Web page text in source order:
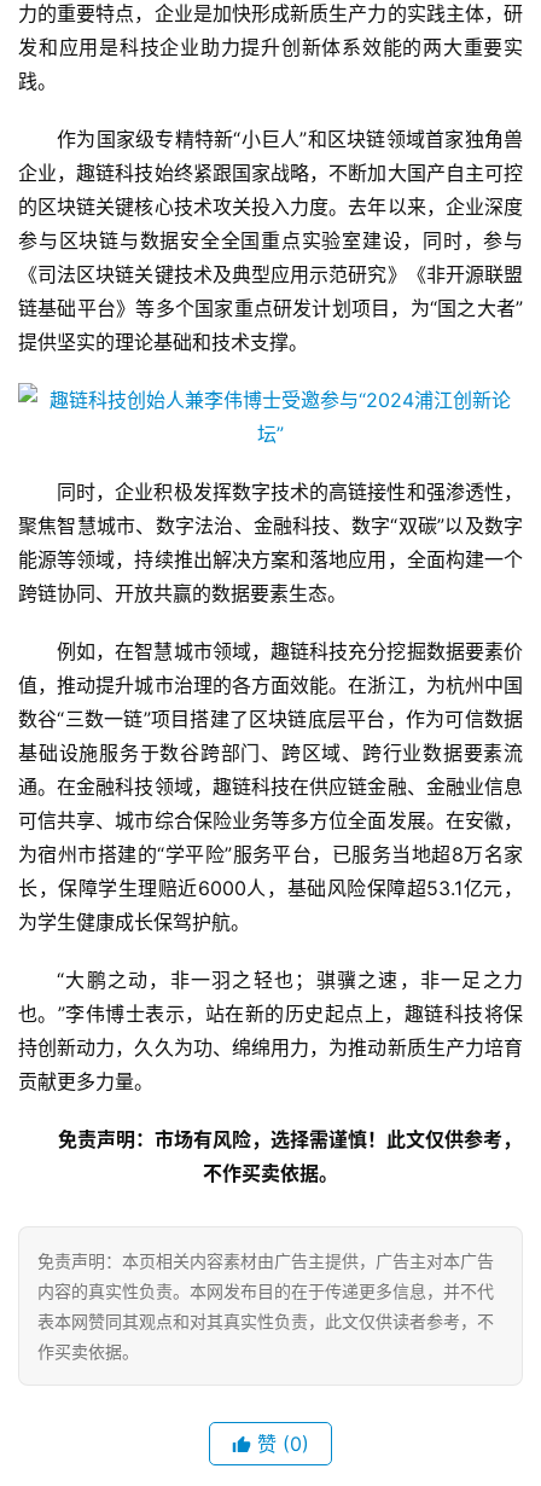
页
新
闻
资
讯
财
A
I
科
经
济
金
融
互
联
网
乐
综
艺
母
婴
亲
力的重要特点，企业是加快形成新质生产力的实践主体，研
发和应用是科技企业助力提升创新体系效能的两大重要实
践。
作为国家级专精特新“小巨人”和区块链领域首家独角兽
企业，趣链科技始终紧跟国家战略，不断加大国产自主可控
的区块链关键核心技术攻关投入力度。去年以来，企业深度
参与区块链与数据安全全国重点实验室建设，同时，参与
《司法区块链关键技术及典型应用示范研究》《非开源联盟
链基础平台》等多个国家重点研发计划项目，为“国之大者”
提供坚实的理论基础和技术支撑。
同时，企业积极发挥数字技术的高链接性和强渗透性，
聚焦智慧城市、数字法治、金融科技、数字“双碳”以及数字
能源等领域，持续推出解决方案和落地应用，全面构建一个
跨链协同、开放共赢的数据要素生态。
例如，在智慧城市领域，趣链科技充分挖掘数据要素价
值，推动提升城市治理的各方面效能。在浙江，为杭州中国
数谷“三数一链”项目搭建了区块链底层平台，作为可信数据
基础设施服务于数谷跨部门、跨区域、跨行业数据要素流
通。在金融科技领域，趣链科技在供应链金融、金融业信息
可信共享、城市综合保险业务等多方位全面发展。在安徽，
为宿州市搭建的“学平险”服务平台，已服务当地超8万名家
长，保障学生理赔近6000人，基础风险保障超53.1亿元，
为学生健康成长保驾护航。
“大鹏之动，非一羽之轻也；骐骥之速，非一足之力
也。”李伟博士表示，站在新的历史起点上，趣链科技将保
持创新动力，久久为功、绵绵用力，为推动新质生产力培育
贡献更多力量。
免责声明：市场有风险，选择需谨慎！此文仅供参考，
不作买卖依据。
免责声明：本页相关内容素材由广告主提供，广告主对本广告
内容的真实性负责。本网发布目的在于传递更多信息，并不代
表本网赞同其观点和对其真实性负责，此文仅供读者参考，不
作买卖依据。
赞 (0)